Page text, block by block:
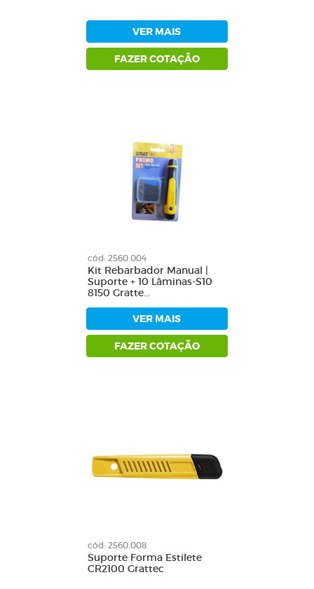
VER MAIS
FAZER COTAÇÃO
cód: 2560.004
Kit Rebarbador Manual |
Suporte + 10 Lâminas-S10
8150 Gratte...
VER MAIS
FAZER COTAÇÃO
cód: 2560.008
Suporte Forma Estilete
CR2100 Grattec